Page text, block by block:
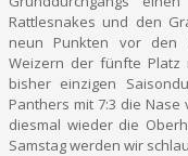
Rattlesnakes und den
neun Punkten vor den
Weizern der fünfte Platz
bisher einzigen
Panthers mit 7:3 die
diesmal wieder die
Samstag werden wir